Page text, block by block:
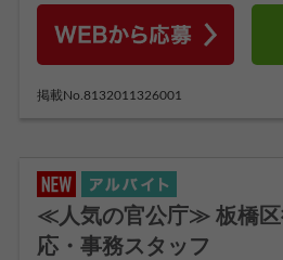
掲載No.8132011326001
≪人気の官公庁≫ 板橋区
応・事務スタッフ